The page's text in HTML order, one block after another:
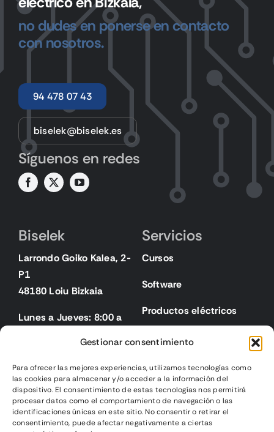
Gestionar consentimiento
Para ofrecer las mejores experiencias, utilizamos tecnologías como
las cookies para almacenar y/o acceder a la información del
dispositivo. El consentimiento de estas tecnologías nos permitirá
procesar datos como el comportamiento de navegación o las
identificaciones únicas en este sitio. No consentir o retirar el
consentimiento, puede afectar negativamente a ciertas
no dudes en ponerse en contacto
con nosotros.
94 478 07 43
biselek@biselek.es
Síguenos en redes
Biselek
Larrondo Goiko Kalea, 2-
P1
48180 Loiu Bizkaia
Lunes a Jueves: 8:00 a
Servicios
Cursos
Software
Productos eléctricos
Legal
Aviso legal